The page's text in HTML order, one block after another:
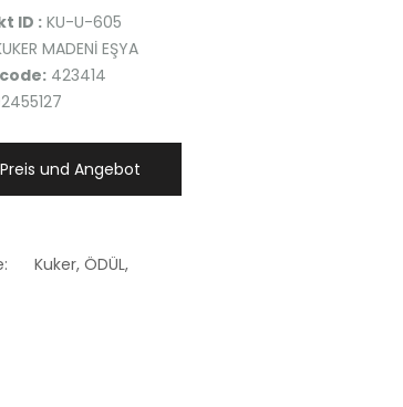
ID : KU-U-605
MADENİ EŞYA
423414
und Angebot
Kuker, ÖDÜL,